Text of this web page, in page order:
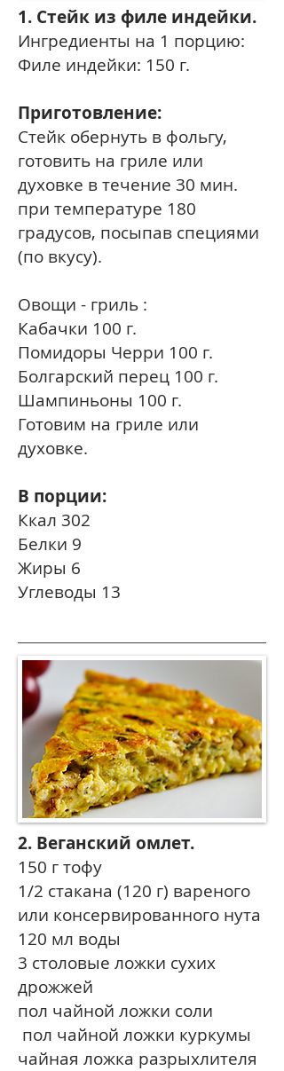
1. Стейк из филе индейки.
Ингредиенты на 1 порцию:
Филе индейки: 150 г.
Приготовление:
Стейк обернуть в фольгу,
готовить на гриле или
духовке в течение 30 мин.
при температуре 180
градусов, посыпав специями
(по вкусу).
Овощи - гриль :
Кабачки 100 г.
Помидоры Черри 100 г.
Болгарский перец 100 г.
Шампиньоны 100 г.
Готовим на гриле или
духовке.
В порции:
Ккал 302
Белки 9
Жиры 6
Углеводы 13
2. Веганский омлет.
150 г тофу
1/2 стакана (120 г) вареного
или консервированного нута
120 мл воды
3 столовые ложки сухих
дрожжей
пол чайной ложки соли
пол чайной ложки куркумы
чайная ложка разрыхлителя